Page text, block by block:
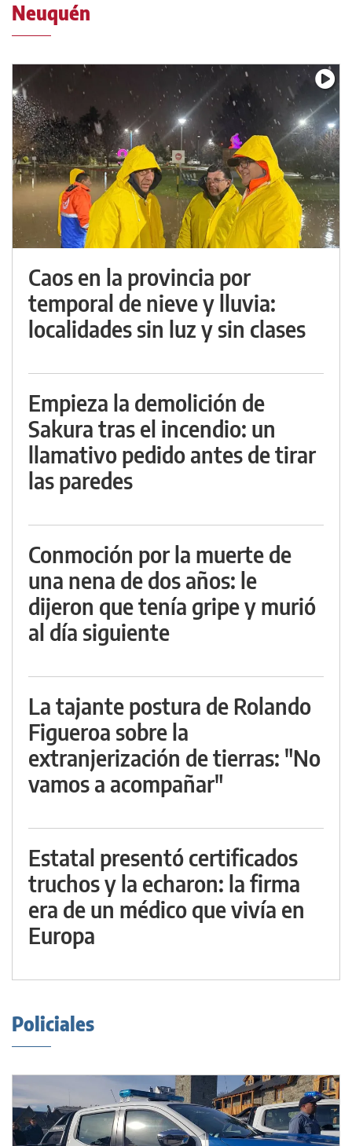
Neuquén
Caos en la provincia por
temporal de nieve y lluvia:
localidades sin luz y sin clases
Empieza la demolición de
Sakura tras el incendio: un
llamativo pedido antes de tirar
las paredes
Conmoción por la muerte de
una nena de dos años: le
dijeron que tenía gripe y murió
al día siguiente
La tajante postura de Rolando
Figueroa sobre la
extranjerización de tierras: "No
vamos a acompañar"
Estatal presentó certificados
truchos y la echaron: la firma
era de un médico que vivía en
Europa
Policiales